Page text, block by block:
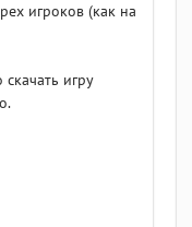
игроков (как на
игру